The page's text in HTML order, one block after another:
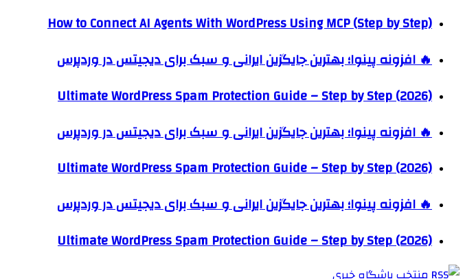
How to Connect AI Agents With WordPress Using MCP (Step by Step)
🔥 افزونه پینوا؛ بهترین جایگزین ایرانی و سبک برای دیجیتس در وردپرس
Ultimate WordPress Spam Protection Guide – Step by Step (2026)
🔥 افزونه پینوا؛ بهترین جایگزین ایرانی و سبک برای دیجیتس در وردپرس
Ultimate WordPress Spam Protection Guide – Step by Step (2026)
🔥 افزونه پینوا؛ بهترین جایگزین ایرانی و سبک برای دیجیتس در وردپرس
Ultimate WordPress Spam Protection Guide – Step by Step (2026)